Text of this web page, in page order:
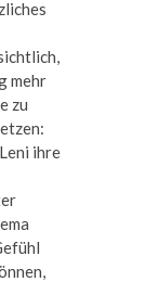
mehr
zu
ihre